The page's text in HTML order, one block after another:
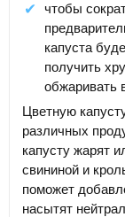
чтобы
капуста
получить
обжаривать
Цветную
различных
капусту жарят
свининой и
поможет
насытят